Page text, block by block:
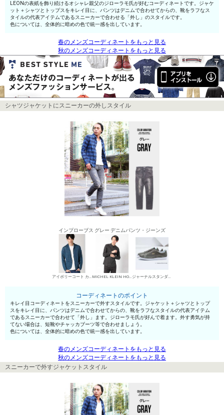
LEONの表紙を飾り続けるオシャレ親父のジローラモ氏が好むコーディネートです。ジャケ
ット＋シャツとトップスをキレイ目に、パンツはデニムで合わせてからの、靴をラフなス
タイルの代表アイテムであるスニーカーで合わせる「外し」のスタイルです。
色については、全体的に暗めの色で統一感を出しています。
春のメンズコーディネートをもっと見る
秋のメンズコーディネートをもっと見る
シャツジャケットにスニーカーの外しスタイル
インプローブス グレー デニムパンツ・ジーンズ
アイボリーコート カジュアルジャケット MICHEL KLEIN HOMME シャツ ジャーナルスタンダード ローカットスニーカー
コーディネートのポイント
キレイ目コーディネートをスニーカーで外すスタイルです。ジャケット＋シャツとトップ
スをキレイ目に、パンツはデニムで合わせてからの、靴をラフなスタイルの代表アイテム
であるスニーカーで合わせて「外し」ます。ジローラモ氏が好んで着ます。外す勇気が持
てない場合は、短靴やチャッカブーツ等で合わせましょう。
色については、全体的に暗めの色で統一感を出しています。
春のメンズコーディネートをもっと見る
秋のメンズコーディネートをもっと見る
スニーカーで外すジャケットスタイル